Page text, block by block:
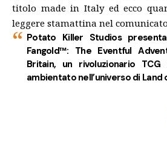
titolo made in Italy ed ecco
leggere stamattina nel
Potato Killer Studios
Fangold™: The Eventful
Britain, un rivoluzionario
ambientato nell’universo di Land